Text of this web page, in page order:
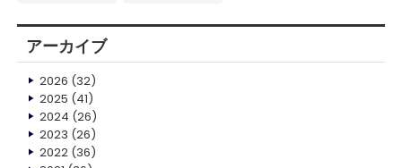
アーカイブ
2026 (32)
2025 (41)
2024 (26)
2023 (26)
2022(36)